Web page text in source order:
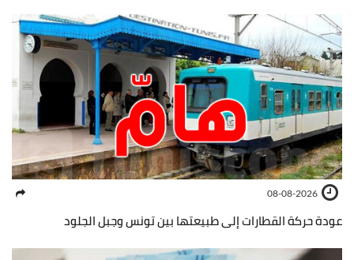
08-08-2026
عودة حركة القطارات إلى طبيعتها بين تونس وجبل الجلود